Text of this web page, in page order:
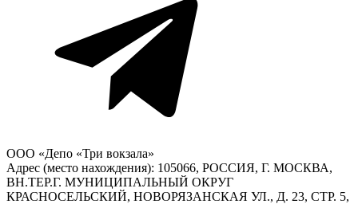
ООО «Депо «Три вокзала»
Адрес (место нахождения): 105066, РОССИЯ, Г. МОСКВА,
ВН.ТЕР.Г. МУНИЦИПАЛЬНЫЙ ОКРУГ
КРАСНОСЕЛЬСКИЙ, НОВОРЯЗАНСКАЯ УЛ., Д. 23, СТР. 5,